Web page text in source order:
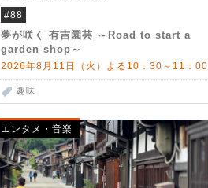
#88
夢が咲く 有吉園芸 ～Road to start a
garden shop～
2026年8月11日（火）よる10：30～11：00
趣味
エンタメ・音楽